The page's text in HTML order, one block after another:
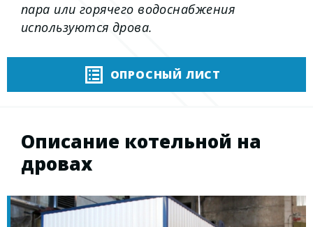
пара или горячего водоснабжения
используются дрова.
ОПРОСНЫЙ ЛИСТ
Описание котельной на
дровах